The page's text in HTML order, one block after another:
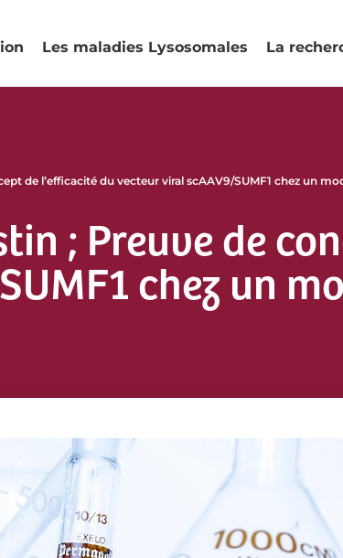
Les maladies Lysosomales La
de l’efficacité du vecteur viral scAAV9/SUMF1 chez un
; Preuve de
chez un